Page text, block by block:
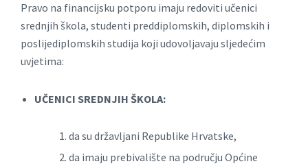
Pravo na financijsku potporu imaju redoviti učenici
srednjih škola, studenti preddiplomskih, diplomskih i
poslijediplomskih studija koji udovoljavaju sljedećim
uvjetima:
UČENICI SREDNJIH ŠKOLA:
da su državljani Republike Hrvatske,
da imaju prebivalište na području Općine